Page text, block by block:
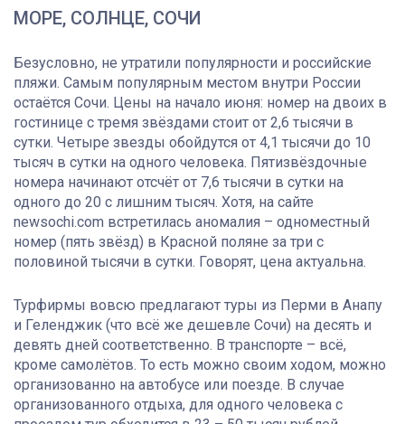
МОРЕ, СОЛНЦЕ, СОЧИ
Безусловно, не утратили популярности и российские
пляжи. Самым популярным местом внутри России
остаётся Сочи. Цены на начало июня: номер на двоих в
гостинице с тремя звёздами стоит от 2,6 тысячи в
сутки. Четыре звезды обойдутся от 4,1 тысячи до 10
тысяч в сутки на одного человека. Пятизвёздочные
номера начинают отсчёт от 7,6 тысячи в сутки на
одного до 20 с лишним тысяч. Хотя, на сайте
newsochi.com встретилась аномалия – одноместный
номер (пять звёзд) в Красной поляне за три с
половиной тысячи в сутки. Говорят, цена актуальна.
Турфирмы вовсю предлагают туры из Перми в Анапу
и Геленджик (что всё же дешевле Сочи) на десять и
девять дней соответственно. В транспорте – всё,
кроме самолётов. То есть можно своим ходом, можно
организованно на автобусе или поезде. В случае
организованного отдыха, для одного человека с